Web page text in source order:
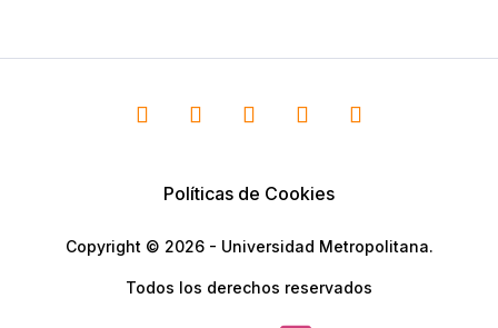
Políticas de Cookies
Copyright © 2026 - Universidad Metropolitana.
Todos los derechos reservados